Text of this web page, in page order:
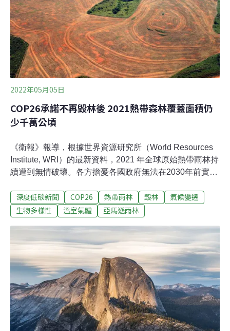
2022年05月05日
COP26承諾不再毀林後 2021熱帶森林覆蓋面積仍
少千萬公頃
《衛報》報導，根據世界資源研究所（World Resources
Institute, WRI）的最新資料，2021 年全球原始熱帶雨林持
續遭到無情破壞。各方擔憂各國政府無法在2030年前實踐
河流域到剛果盆地，去（2021）年熱帶地區森林覆蓋面積
減少了1110萬公頃，其中包括375萬公頃攸關抑制全球暖
（University of Maryland）透過全球森林觀察（Global
Forest Watch）發布的新資料，寒帶針葉林去年破紀錄流
失，尤以俄羅斯北方森林最嚴重，主因是西伯利亞去年的
野火季節堪稱史上最慘烈。野火、升溫、開墾正影響全球
森林韌性去年流失的原始雨林，釋放出相當於印度一整年
的化石燃料排放量，其中40%來自巴西，與剛果民主共和
國、玻利維亞、印尼和秘魯分別占據前五名。
深度低碳新聞 COP26 熱帶雨林 毀林
氣候變遷
生物多樣性
溫室氣體 亞馬遜雨林